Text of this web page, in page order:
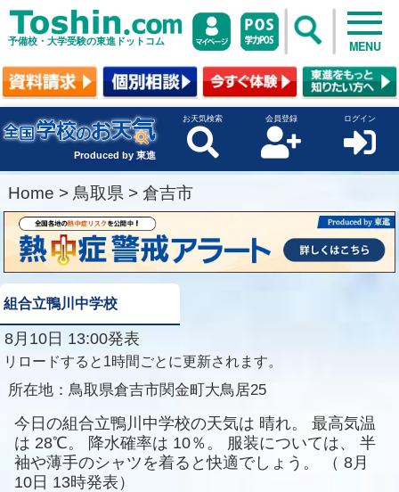
予備校・大学受験の東進ドットコム MENU
Produced by 東進
お天気検索 会員登録 ログイン
Home > 鳥取県 > 倉吉市
組合立鴨川中学校
8月10日 13:00発表
リロードすると1時間ごとに更新されます。
所在地： 鳥取県倉吉市関金町大鳥居25
今日の組合立鴨川中学校の天気は 晴れ。
最高気温
は 28℃。 降水確率は 10％。 服装については、
半
袖や薄手のシャツを着ると快適でしょう。
（ 8月
10日 13時発表）